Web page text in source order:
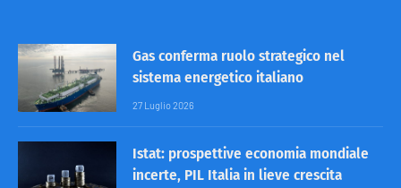
Gas conferma ruolo strategico nel
sistema energetico italiano
27 Luglio 2026
Istat: prospettive economia mondiale
incerte, PIL Italia in lieve crescita